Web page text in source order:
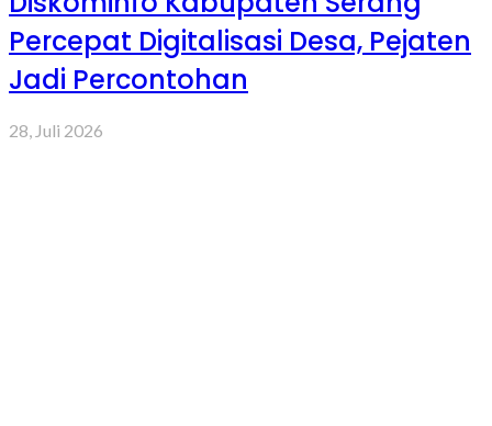
Percepat Digitalisasi Desa, Pejaten
Jadi Percontohan
28, Juli 2026